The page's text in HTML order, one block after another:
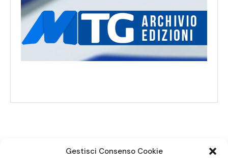
Gestisci Consenso Cookie